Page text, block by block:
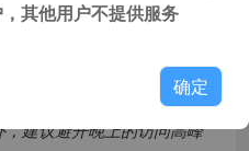
建议避开晚上的访问高峰
其他用户不提供服务
确定